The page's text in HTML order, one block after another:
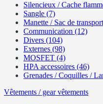
Silencieux / Cache
Sangle (7)
Manette / Sac de
Communication (12)
Divers (104)
Externes (98)
MOSFET (4)
HPA accessoires (46)
Grenades / Coquilles /
Vêtements / gear vêtements